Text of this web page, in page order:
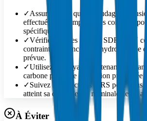
✓Assurez-vous que le soudage par
effectué à des températures correctes
spécifique.
✓Vérifiez que les valeurs SDR et PN
contrainte de conception hydrostatique
prévue.
✓Utilisez des tuyaux contenant
carbone pour une exposition prolongée
✓Suivez les directives MRS pour vous
atteint sa durée de vie nominale de 50
À Éviter